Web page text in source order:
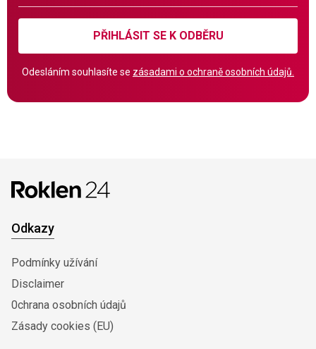
PŘIHLÁSIT SE K ODBĚRU
Odesláním souhlasíte se zásadami o ochraně osobních údajů.
Odkazy
Podmínky užívání
Disclaimer
0chrana osobních údajů
Zásady cookies (EU)